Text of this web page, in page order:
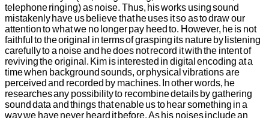
telephone ringing) as noise. Thus, his works using sound
mistakenly have us believe that he uses it so as to draw our
attention to what we no longer pay heed to. However, he is not
faithful to the original in terms of grasping its nature by listening
carefully to a noise and he does not record it with the intent of
reviving the original. Kim is interested in digital encoding at a
time when background sounds, or physical vibrations are
perceived and recorded by machines. In other words, he
researches any possibility to recombine details by gathering
sound data and things that enable us to hear something in a
way we have never heard it before. As his noises include an